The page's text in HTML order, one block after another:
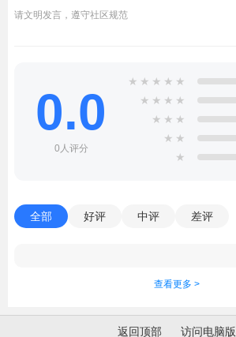
请文明发言，遵守社区规范
0.0
0人评分
★ ★ ★ ★ ★
★ ★ ★ ★
★ ★ ★
★ ★
★
全部 好评 中评 差评
查看更多 >
返回顶部 访问电脑版